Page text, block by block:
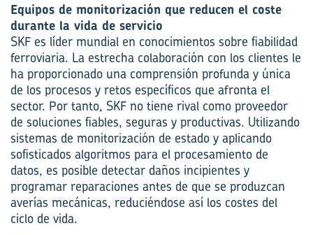
Equipos de monitorización que reducen el coste
durante la vida de servicio
SKF es líder mundial en conocimientos sobre fiabilidad
ferroviaria. La estrecha colaboración con los clientes le
ha proporcionado una comprensión profunda y única
de los procesos y retos específicos que afronta el
sector. Por tanto, SKF no tiene rival como proveedor
de soluciones fiables, seguras y productivas. Utilizando
sistemas de monitorización de estado y aplicando
sofisticados algoritmos para el procesamiento de
datos, es posible detectar daños incipientes y
programar reparaciones antes de que se produzcan
averías mecánicas, reduciéndose así los costes del
ciclo de vida.